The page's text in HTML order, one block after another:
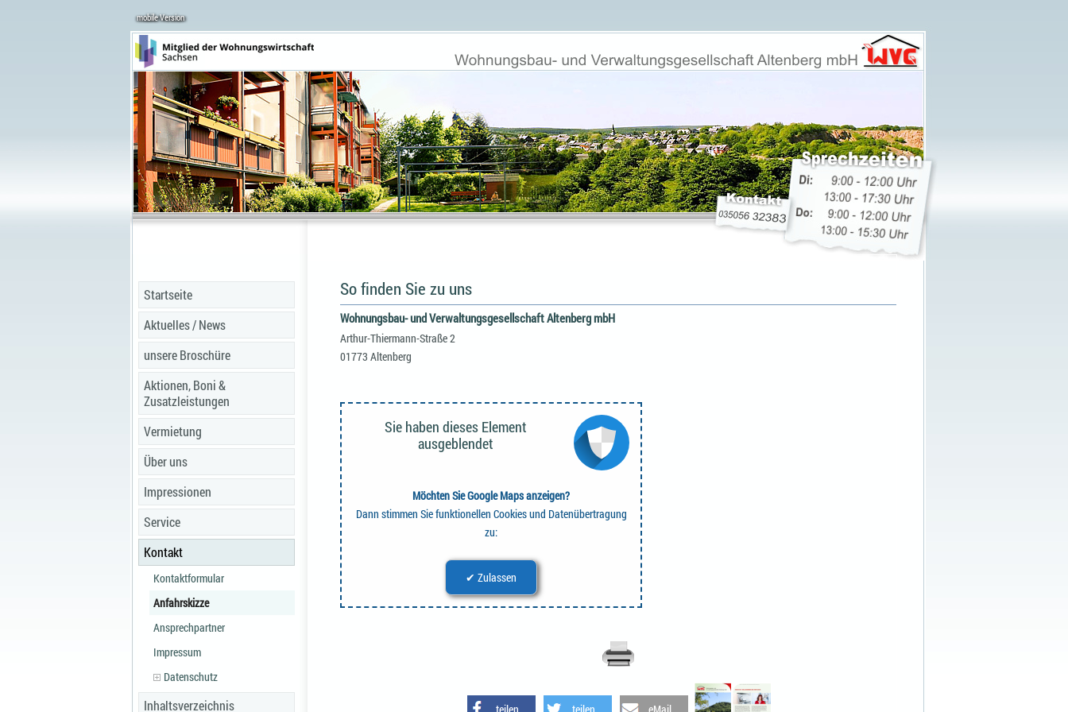
mobile Version
Startseite
Aktuelles / News
unsere Broschüre
Aktionen, Boni &
Zusatzleistungen
Vermietung
Über uns
Impressionen
Service
Kontakt
Kontaktformular
Anfahrskizze
Ansprechpartner
Impressum
Datenschutz
Inhaltsverzeichnis
So finden Sie zu uns
Wohnungsbau- und Verwaltungsgesellschaft Altenberg mbH
Arthur-Thiermann-Straße 2
01773 Altenberg
Sie haben dieses Element
ausgeblendet
Möchten Sie Google Maps anzeigen?
Dann stimmen Sie funktionellen Cookies und Datenübertragung
zu:
✔ Zulassen